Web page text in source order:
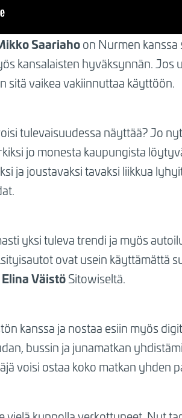
Saariahoon Nurmen kanssa
kansalaisten hyväksynnän. Jos
sitä vaikea vakiinnuttaa käyttöön.
tulevaisuudessa näyttää? Jo
jo monesta kaupungista
ja joustavaksi tavaksi liikkua
yksi tuleva trendi ja myös
ovat usein käyttämättä
Elina VäistöSitowiseltä.
kanssa ja nostaa esiin myös
bussin ja junamatkan
voisi ostaa koko matkan yhden